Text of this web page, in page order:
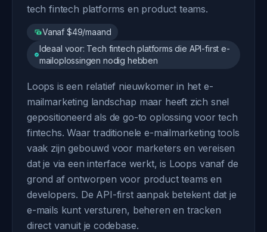
tech fintech platforms en product teams.
Vanaf $49/maand
Ideaal voor: Tech fintech platforms die API-first e-
mailoplossingen nodig hebben
Loops is een relatief nieuwkomer in het e-
mailmarketing landschap maar heeft zich snel
gepositioneerd als de go-to oplossing voor tech
fintechs. Waar traditionele e-mailmarketing tools
vaak zijn gebouwd voor marketers en vereisen
dat je via een interface werkt, is Loops vanaf de
grond af ontworpen voor product teams en
developers. De API-first aanpak betekent dat je
e-mails kunt versturen, beheren en tracken
direct vanuit je codebase.